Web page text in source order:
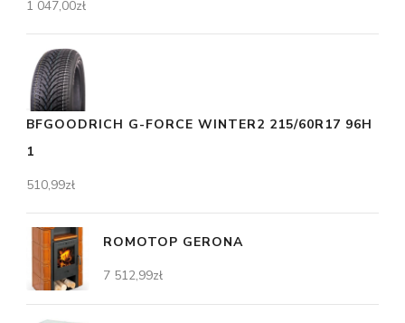
1 047,00zł
BFGOODRICH G-FORCE WINTER2 215/60R17 96H
1
510,99zł
ROMOTOP GERONA
7 512,99zł